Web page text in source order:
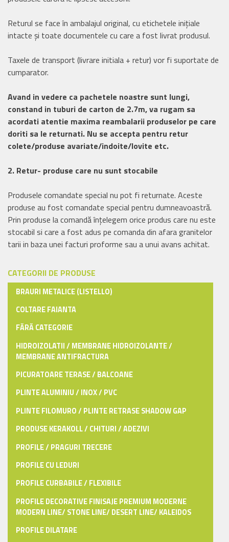
Returul se face în ambalajul original, cu etichetele inițiale
intacte și toate documentele cu care a fost livrat produsul.
Taxele de transport (livrare initiala + retur) vor fi suportate de
cumparator.
Avand in vedere ca pachetele noastre sunt lungi,
constand in tuburi de carton de 2.7m, va rugam sa
acordati atentie maxima reambalarii produselor pe care
doriti sa le returnati. Nu se accepta pentru retur
colete/produse avariate/indoite/lovite etc.
2. Retur- produse care nu sunt stocabile
Produsele comandate special nu pot fi returnate. Aceste
produse au fost comandate special pentru dumneavoastră.
Prin produse la comandă înțelegem orice produs care nu este
stocabil si care a fost adus pe comanda din afara granitelor
tarii in baza unei facturi proforme sau a unui avans achitat.
CATEGORII DE PRODUSE
BRAURI METALICE (LISTELLO)
COLTARE FAIANTA
FĂRĂ CATEGORIE
HIDROIZOLATII / MEMBRANE HIDROIZOLANTE /
MEMBRANE ANTIFRACTURA
PICURATOARE TERASE / BALCOANE
PLINTE ALUMINIU / INOX / PVC
PLINTE FILOMURO / PLINTE RETRASE SHADOW GAP
PRODUSE KERAKOLL / CHITURI / ADEZIVI
PROFILE / PRAGURI TRECERE
PROFILE CU LEDURI
PROFILE CURBABILE / FLEXIBILE
PROFILE DECORATIVE FINISAJE PREMIUM MODERNE
MODERN LINE/ STONE LINE/ DESERT LINE/ KALEIDOS
PROFILE DILATARE